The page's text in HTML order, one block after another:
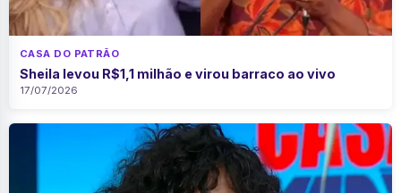
CASA DO PATRÃO
Sheila levou R$1,1 milhão e virou barraco ao vivo
17/07/2026